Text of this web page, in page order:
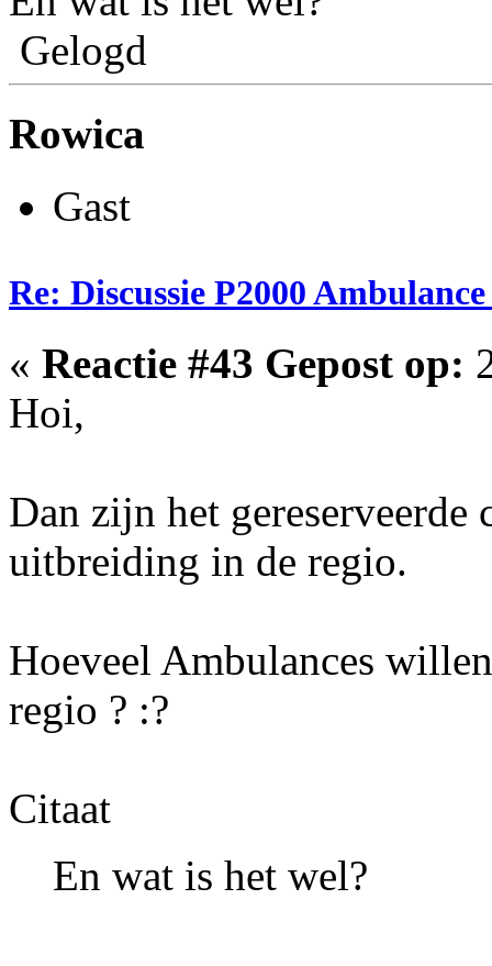
Gelogd
Rowica
Gast
Re: Discussie P2000
« Reactie #43 Gepost op:
Hoi,
Dan zijn het gereserveerde
uitbreiding in de regio.
Hoeveel Ambulances
regio ? :?
Citaat
En wat is het wel?